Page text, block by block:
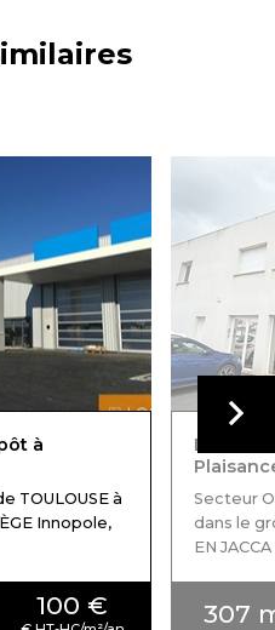
à
TOULOUSE à
Innopole,
100 €
Secteur
dans le
EN JACCA
307